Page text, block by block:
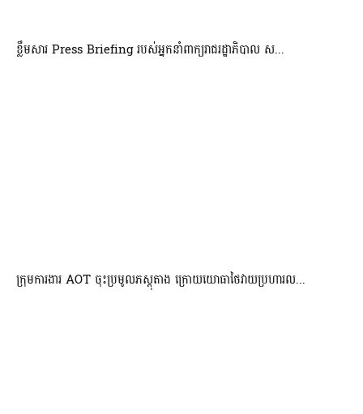
ខ្លឹមសារ Press Briefing របស់អ្នកនាំពាក្យរាជរដ្ឋាភិបាល ស...
ក្រុមការងារ AOT ចុះប្រមូលភស្តុតាង ក្រោយយោធាថៃវាយប្រហារល...